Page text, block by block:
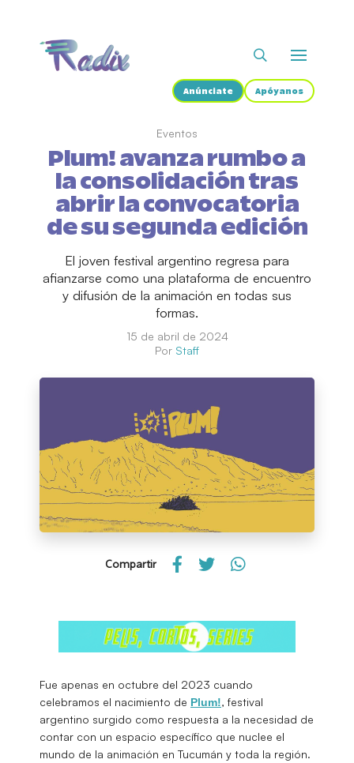
Anúnciate Apóyanos
Eventos
Plum! avanza rumbo a
la consolidación tras
abrir la convocatoria
de su segunda edición
El joven festival argentino regresa para
afianzarse como una plataforma de encuentro
y difusión de la animación en todas sus
formas.
15 de abril de 2024
Por Staff
Compartir
Fue apenas en octubre del 2023 cuando
celebramos el nacimiento de Plum!, festival
argentino surgido como respuesta a la necesidad de
contar con un espacio específico que nuclee el
mundo de la animación en Tucumán y toda la región.